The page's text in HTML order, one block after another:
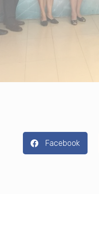
Facebook